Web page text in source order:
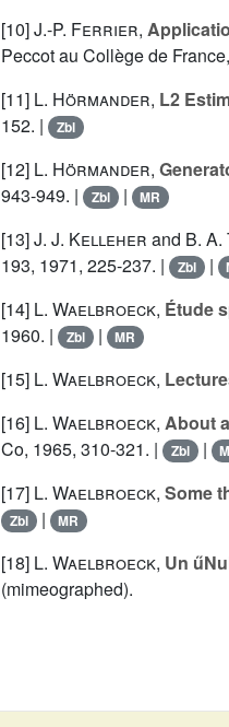
[10]J.-P. Ferrier,
Peccot au Collège de
[11] L. Hörmander, L2
152. |
Zbl
[12] L. Hörmander,
943-949. |
Zbl | MR
[13]J. J. Kelleher and B.
193, 1971, 225-237. |
Zbl |
[14] L. Waelbroeck, Étude
1960. |
Zbl | MR
[15] L. Waelbroeck,
[16] L. Waelbroeck, About
Co, 1965, 310-321. |
Zbl |
[17] L. Waelbroeck, Some
Zbl | MR
[18] L. Waelbroeck, Un
(mimeographed).